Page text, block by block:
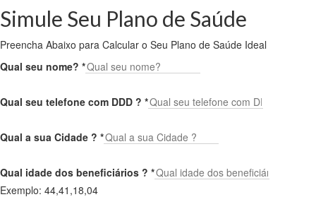
Simule Seu Plano de Saúde
Preencha Abaixo para Calcular o Seu Plano de Saúde Ideal
Qual seu nome? *
Qual seu telefone com DDD ? *
Qual a sua Cidade ? *
Qual idade dos beneficiários ? *
Exemplo: 44,41,18,04